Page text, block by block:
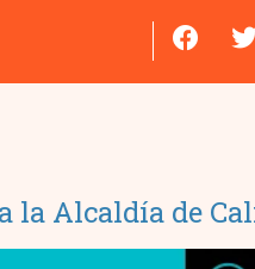
la Alcaldía de